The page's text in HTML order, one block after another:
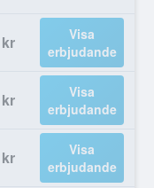
Visa
erbjudande
Visa
erbjudande
Visa
erbjudande